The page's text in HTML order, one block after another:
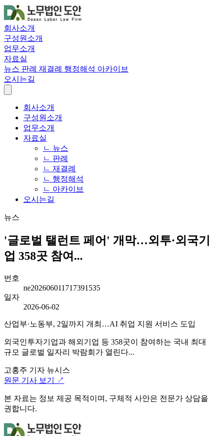
회사소개
구성원소개
업무소개
자료실
뉴스 판례 재결례 행정해석 아카이브
오시는길
회사소개
구성원소개
업무소개
자료실
ㄴ 뉴스
ㄴ 판례
ㄴ 재결례
ㄴ 행정해석
ㄴ 아카이브
오시는길
뉴스
'글로벌 탤런트 페어' 개막…외투·외국기
업 358곳 참여...
번호
ne202606011717391535
일자
2026-06-02
산업부·노동부, 2일까지 개최…AI 취업 지원 서비스 도입
외국인투자기업과 해외기업 등 358곳이 참여하는 국내 최대
규모 글로벌 일자리 박람회가 열린다...
고홍주 기자 뉴시스
원문 기사 보기 ↗
본 자료는 정보 제공 목적이며, 구체적 사안은 전문가 상담을
권합니다.